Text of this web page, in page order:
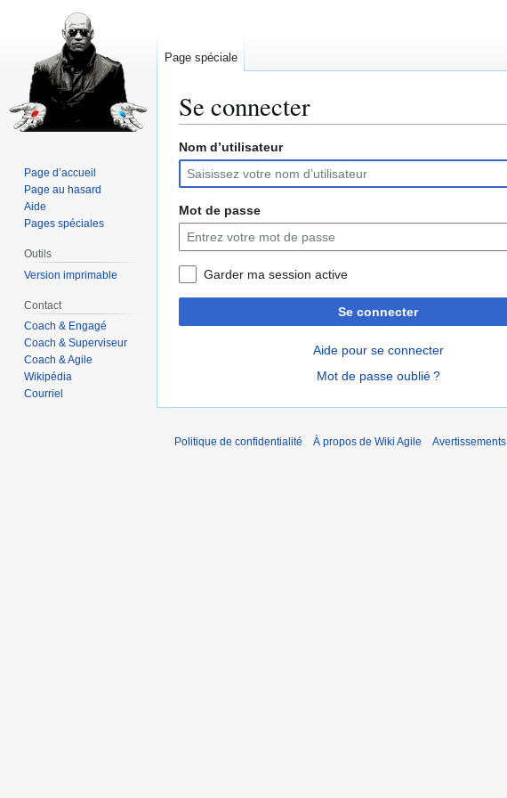
Se connecter
Aller
la
navigation
Aller
la
recherche
Nom d’utilisateur
Mot de passe
Garder ma session active
Se connecter
Aide pour se connecter
Mot de passe oublié ?
Page spéciale
Page d’accueil
Page au hasard
Aide
Pages spéciales
Outils
Version imprimable
Contact
Coach & Engagé
Coach & Superviseur
Coach & Agile
Wikipédia
Courriel
Politique de confidentialité À propos de Wiki Agile Avertissements